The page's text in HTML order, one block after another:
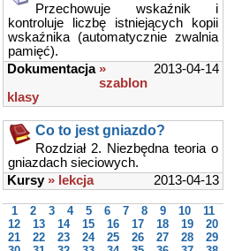
Przechowuje wskaźnik i
kontroluje liczbę istniejących kopii
wskaźnika (automatycznie zwalnia
pamięć).
2013-04-14
Dokumentacja »
szablon
klasy
Co to jest gniazdo?
Rozdział 2. Niezbędna teoria o
gniazdach sieciowych.
2013-04-13
Kursy » lekcja
1 2 3 4 5 6 7 8 9 10
11
12
13 14 15 16 17 18 19
20
21
22 23 24 25 26 27 28
29